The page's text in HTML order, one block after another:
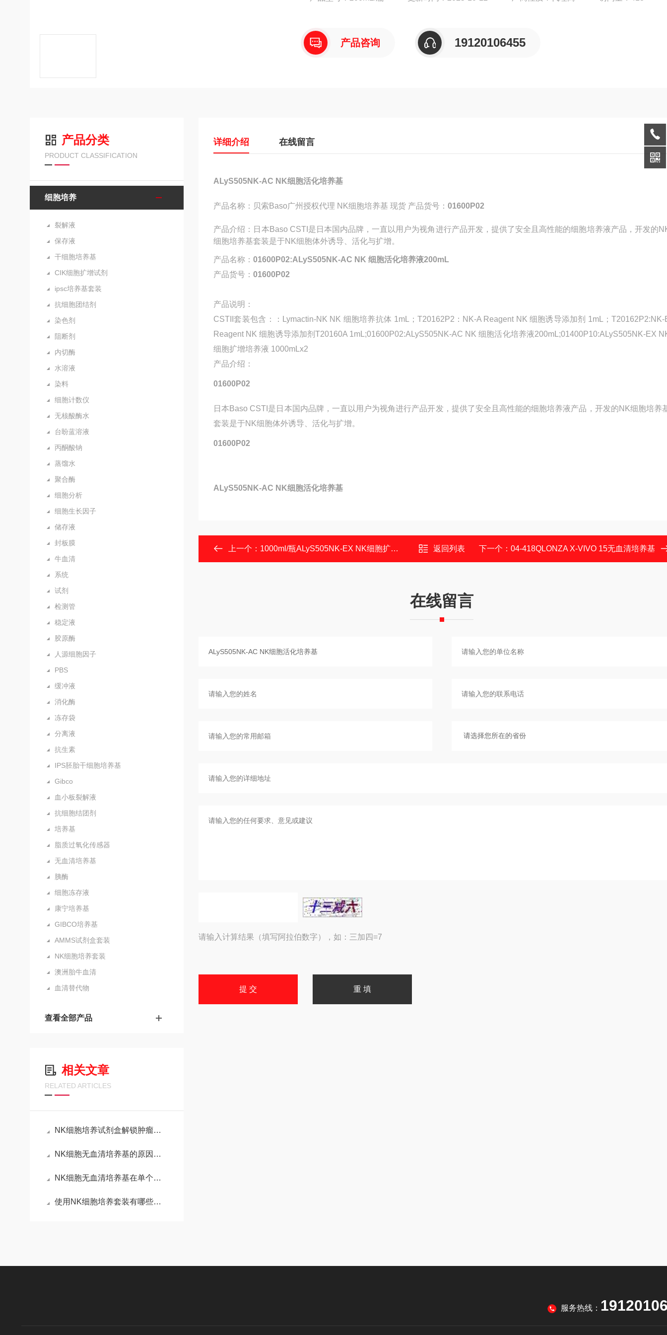
产品咨询 19120106455
产品分类
PRODUCT CLASSIFICATION
细胞培养
裂解液
保存液
干细胞培养基
CIK细胞扩增试剂
ipsc培养基套装
抗细胞团结剂
染色剂
阻断剂
内切酶
水溶液
染料
细胞计数仪
无核酸酶水
台盼蓝溶液
丙酮酸钠
蒸馏水
聚合酶
细胞分析
细胞生长因子
储存液
封板膜
牛血清
系统
试剂
检测管
稳定液
胶原酶
人源细胞因子
PBS
缓冲液
消化酶
冻存袋
分离液
抗生素
IPS胚胎干细胞培养基
Gibco
血小板裂解液
抗细胞结团剂
培养基
脂质过氧化传感器
无血清培养基
胰酶
细胞冻存液
康宁培养基
GIBCO培养基
AMMS试剂盒套装
NK细胞培养套装
澳洲胎牛血清
血清替代物
查看全部产品
相关文章
RELATED ARTICLES
NK细胞培养试剂盒解锁肿瘤免疫治疗的“细胞工厂”
NK细胞无血清培养基的原因是什么？
NK细胞无血清培养基在单个核细胞体外诱导及增殖中的应用
使用NK细胞培养套装有哪些注意事项？
详细介绍 在线留言
ALyS505NK-AC NK细胞活化培养基
产品名称：贝索Baso广州授权代理 NK细胞培养基 现货 产品货号：01600P02
产品介绍：日本Baso CSTI是日本国内品牌，一直以用户为视角进行产品开发，提供了安全且高性能的细胞培养液产品，开发的
细胞培养基套装是于NK细胞体外诱导、活化与扩增。
产品名称：01600P02:ALyS505NK-AC NK 细胞活化培养液200mL
产品货号：01600P02
产品说明：
CSTII套装包含：：Lymactin-NK NK 细胞培养抗体 1mL；T20162P2：NK-A Reagent NK 细胞诱导添加剂 1mL；T20162P2:NK-
Reagent NK 细胞诱导添加剂T20160A 1mL;01600P02:ALyS505NK-AC NK 细胞活化培养液200mL;01400P10:ALyS505NK-EX
细胞扩增培养液 1000mLx2
产品介绍：
01600P02
日本Baso CSTI是日本国内品牌，一直以用户为视角进行产品开发，提供了安全且高性能的细胞培养液产品，开发的NK细胞培养
套装是于NK细胞体外诱导、活化与扩增。
01600P02
ALyS505NK-AC NK细胞活化培养基
上一个： 1000ml/瓶ALyS505NK-EX NK细胞扩增培养基 返回列表 下一个： 04-418QLONZA X-VIVO 15无血清培养基
在线留言
请输入计算结果（填写阿拉伯数字），如：三加四=7
服务热线：